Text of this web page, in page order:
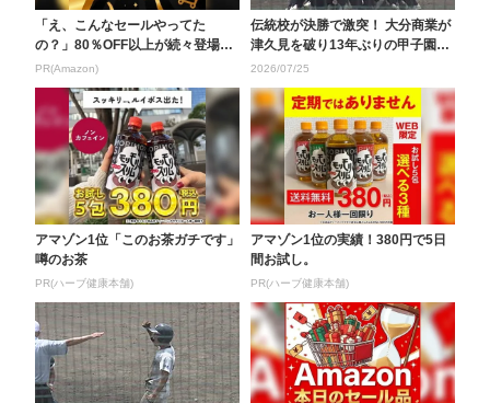
「え、こんなセールやってた
の？」80％OFF以上が続々登場！
Amazonの本気が...
PR(Amazon)
伝統校が決勝で激突！ 大分商業が
津久見を破り13年ぶりの甲子園出
場決める【全国高...
2026/07/25
アマゾン1位「このお茶ガチです」
噂のお茶
PR(ハーブ健康本舗)
アマゾン1位の実績！380円で5日
間お試し。
PR(ハーブ健康本舗)